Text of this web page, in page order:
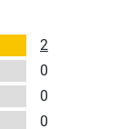
2
0
0
0